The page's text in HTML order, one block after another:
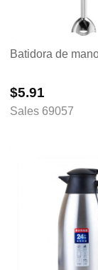
Batidora de
$5.91
Sales 69057